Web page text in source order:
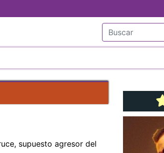
supuesto agresor del